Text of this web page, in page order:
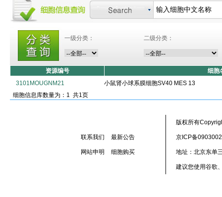
一级分类： 二级分类：
资源编号
细胞
3101MOUGNM21
小鼠肾小球系膜细胞SV40 MES 13
细胞信息库数量为：1 共1页
联系我们 最新公告
网站申明 细胞购买
版权所有
京ICP备
地址：北京东单
建议您使用谷歌